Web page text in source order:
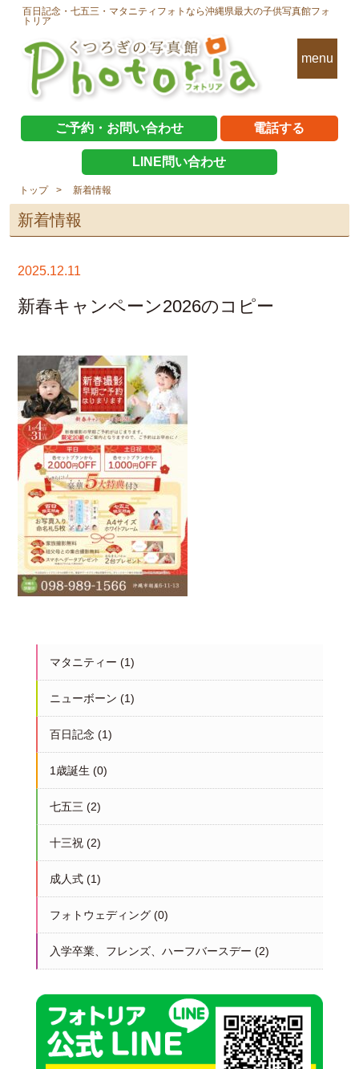
百日記念・七五三・マタニティフォトなら沖縄県最大の子供写真館フォ
トリア
menu
ご予約・お問い合わせ 電話する
LINE問い合わせ
トップ 新着情報
新着情報
2025.12.11
新春キャンペーン2026のコピー
マタニティー (1)
ニューボーン (1)
百日記念 (1)
1歳誕生 (0)
七五三 (2)
十三祝(2)
成人式(1)
フォトウェディング(0)
入学卒業、フレンズ、ハーフバースデー (2)